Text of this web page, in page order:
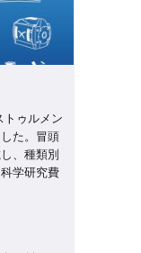
トゥルメン
た。冒頭
、種類別
学研究費